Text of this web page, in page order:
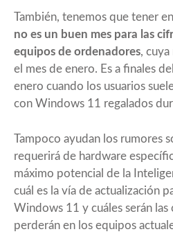
También, tenemos que tener
no es un buen mes para las
equipos de ordenadores,
el mes de enero. Es a finales
enero cuando los usuarios
con Windows 11 regalados
Tampoco ayudan los rumores
requerirá de hardware
máximo potencial de la
cuál es la vía de actualización
Windows 11 y cuáles serán las
perderán en los equipos